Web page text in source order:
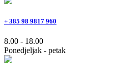
+ 385 98 9817 960
8.00 - 18.00
Ponedjeljak - petak